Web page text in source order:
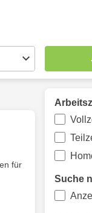
für
Suche